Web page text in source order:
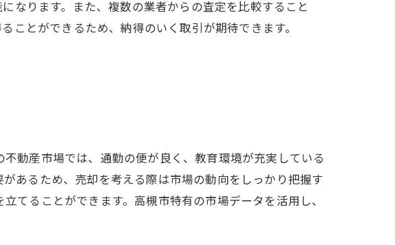
あり
定術
なります。また、複数の業者からの査定を比較すること
ことができるため、納得のいく取引が期待できます。
動産市場では、通勤の便が良く、教育環境が充実している
あるため、売却を考える際は市場の動向をしっかり把握す
てることができます。高槻市特有の市場データを活用し、